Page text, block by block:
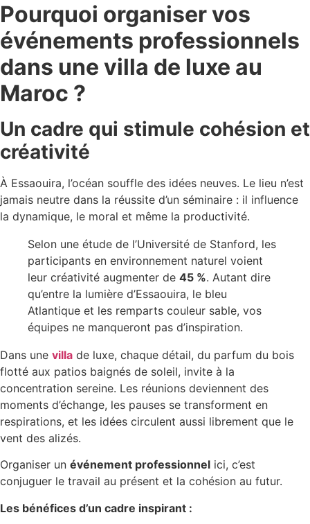
Pourquoi organiser vos
événements professionnels
dans une villa de luxe au
Maroc ?
Un cadre qui stimule cohésion et
créativité
À Essaouira, l’océan souffle des idées neuves. Le lieu n’est
jamais neutre dans la réussite d’un séminaire : il influence
la dynamique, le moral et même la productivité.
Selon une étude de l’Université de Stanford, les
participants en environnement naturel voient
leur créativité augmenter de 45 %. Autant dire
qu’entre la lumière d’Essaouira, le bleu
Atlantique et les remparts couleur sable, vos
équipes ne manqueront pas d’inspiration.
Dans une villa de luxe, chaque détail, du parfum du bois
flotté aux patios baignés de soleil, invite à la
concentration sereine. Les réunions deviennent des
moments d’échange, les pauses se transforment en
respirations, et les idées circulent aussi librement que le
vent des alizés.
Organiser un événement professionnel ici, c’est
conjuguer le travail au présent et la cohésion au futur.
Les bénéfices d’un cadre inspirant :